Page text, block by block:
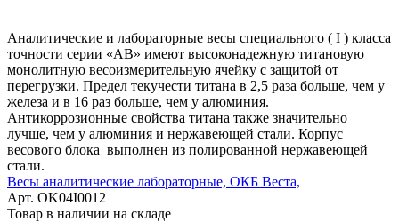
Аналитические и лабораторные весы специального ( I ) класса
точности серии «АВ» имеют высоконадежную титановую
монолитную весоизмерительную ячейку с защитой от
перегрузки. Предел текучести титана в 2,5 раза больше, чем у
железа и в 16 раз больше, чем у алюминия.
Антикоррозионные свойства титана также значительно
лучше, чем у алюминия и нержавеющей стали. Корпус
весового блока выполнен из полированной нержавеющей
стали.
Весы аналитические лабораторные, ОКБ Веста,
Арт. OK04I0012
Товар в наличии на складе